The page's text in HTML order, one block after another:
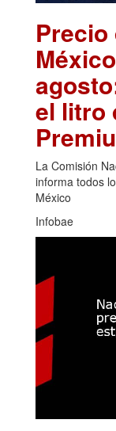
Precio
el litro
La Comisión
informa todos
México
Infobae